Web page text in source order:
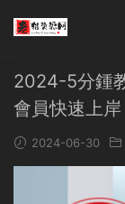
2024-5分鍾
會員快速上
2024-06-30